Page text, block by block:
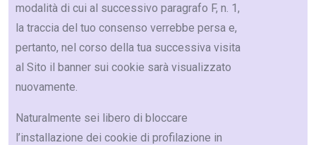
modalità di cui al successivo paragrafo F, n. 1,
la traccia del tuo consenso verrebbe persa e,
pertanto, nel corso della tua successiva visita
al Sito il banner sui cookie sarà visualizzato
nuovamente.
Naturalmente sei libero di bloccare
l’installazione dei cookie di profilazione in